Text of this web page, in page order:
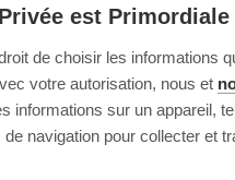
est Primordiale
de choisir les informations
votre autorisation, nous et
informations sur un appareil,
navigation pour collecter et